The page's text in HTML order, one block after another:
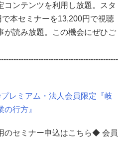
コンテンツを利用し放題。スタ
本セミナーを13,200円で視聴
が読み放題。この機会にぜひご
レミアム・法人会員限定『岐
行方』
のセミナー申込はこちら◆ 会員